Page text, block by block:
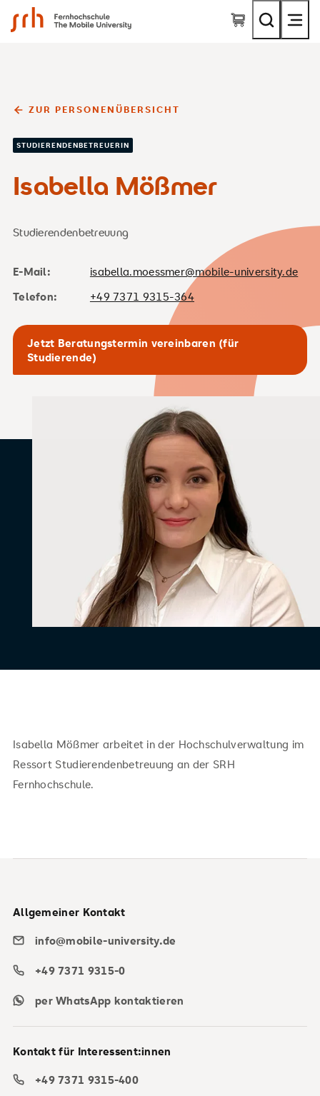
SRH Fernhochschule - The Mobile University
ZUR PERSONENÜBERSICHT
STUDIERENDENBETREUERIN
Isabella Mößmer
Studierendenbetreuung
E-Mail:
isabella.moessmer@mobile-university.de
Telefon:
+49 7371 9315-364
Jetzt Beratungstermin vereinbaren (für
Studierende)
Isabella Mößmer arbeitet in der Hochschulverwaltung im
Ressort Studierendenbetreuung an der SRH
Fernhochschule.
Allgemeiner Kontakt
info@mobile-university.de
+49 7371 9315-0
per WhatsApp kontaktieren
Kontakt für Interessent:innen
+49 7371 9315-400